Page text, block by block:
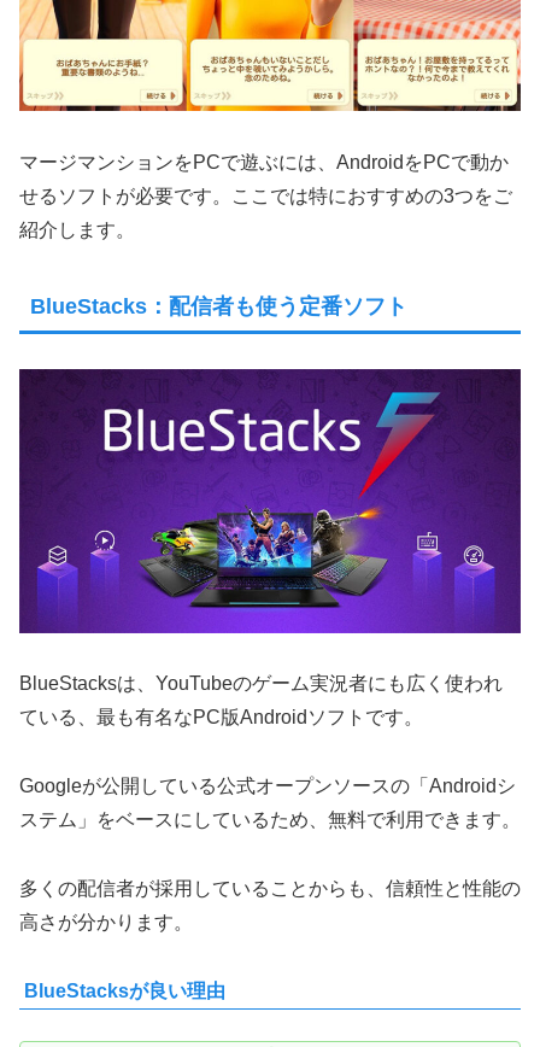
マージマンションをPCで遊ぶには、AndroidをPCで動か
せるソフトが必要です。ここでは特におすすめの3つをご
紹介します。
BlueStacks：配信者も使う定番ソフト
BlueStacksは、YouTubeのゲーム実況者にも広く使われ
ている、最も有名なPC版Androidソフトです。
Googleが公開している公式オープンソースの「Androidシ
ステム」をベースにしているため、無料で利用できます。
多くの配信者が採用していることからも、信頼性と性能の
高さが分かります。
BlueStacksが良い理由